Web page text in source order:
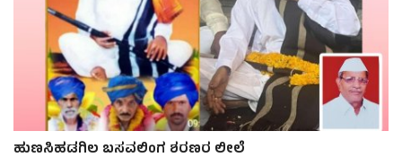
ಹುಣಸಿಹಡಗಿಲ ಬಸವಲಿಂಗ ಶರಣರ ಲೀಲೆ